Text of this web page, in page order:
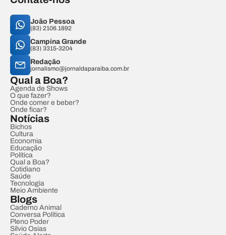
João Pessoa
(83) 2106.1892
Campina Grande
(83) 3315-3204
Redação
jornalismo@jornaldaparaiba.com.br
Qual a Boa?
Agenda de Shows
O que fazer?
Onde comer e beber?
Onde ficar?
Notícias
Bichos
Cultura
Economia
Educação
Política
Qual a Boa?
Cotidiano
Saúde
Tecnologia
Meio Ambiente
Blogs
Caderno Animal
Conversa Política
Pleno Poder
Sílvio Osias